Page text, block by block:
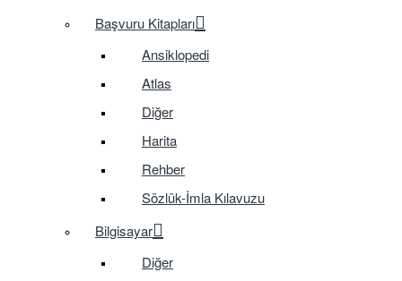
Başvuru Kitapları
Ansiklopedi
Atlas
Diğer
Harita
Rehber
Sözlük-İmla Kılavuzu
Bilgisayar
Diğer